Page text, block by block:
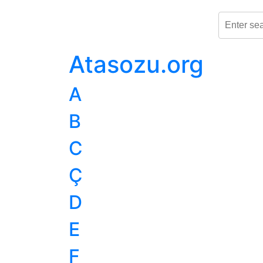
Atasozu.org
A
B
C
Ç
D
E
F